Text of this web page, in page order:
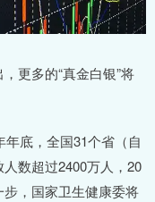
更多的“真金白银”将
底，全国31个省（自
数超过2400万人，20
，国家卫生健康委将